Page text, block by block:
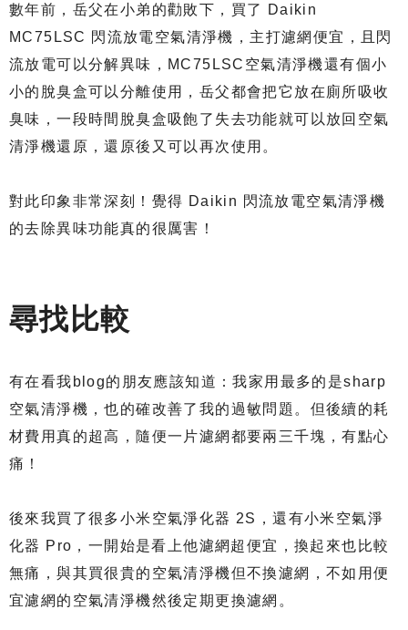
數年前，岳父在小弟的勸敗下，買了 Daikin
MC75LSC 閃流放電空氣清淨機，主打濾網便宜，且閃
流放電可以分解異味，MC75LSC空氣清淨機還有個小
小的脫臭盒可以分離使用，岳父都會把它放在廁所吸收
臭味，一段時間脫臭盒吸飽了失去功能就可以放回空氣
清淨機還原，還原後又可以再次使用。
對此印象非常深刻！覺得 Daikin 閃流放電空氣清淨機
的去除異味功能真的很厲害！
尋找比較
有在看我blog的朋友應該知道：我家用最多的是sharp
空氣清淨機，也的確改善了我的過敏問題。但後續的耗
材費用真的超高，隨便一片濾網都要兩三千塊，有點心
痛！
後來我買了很多小米空氣淨化器 2S，還有小米空氣淨
化器 Pro，一開始是看上他濾網超便宜，換起來也比較
無痛，與其買很貴的空氣清淨機但不換濾網，不如用便
宜濾網的空氣清淨機然後定期更換濾網。